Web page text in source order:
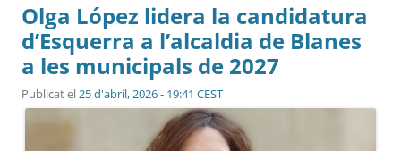
Olga López lidera la candidatura
d’Esquerra a l’alcaldia de Blanes
a les municipals de 2027
Publicat el25 d'abril, 2026 - 19:41 CEST